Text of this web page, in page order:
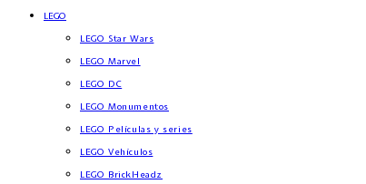
LEGO
LEGO Star Wars
LEGO Marvel
LEGO DC
LEGO Monumentos
LEGO Películas y series
LEGO Vehículos
LEGO BrickHeadz